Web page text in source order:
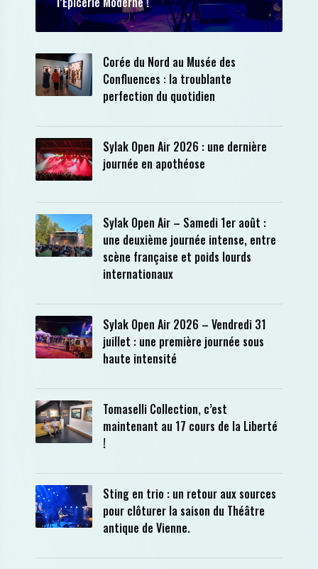
Corée du Nord au Musée des
Confluences : la troublante
perfection du quotidien
Sylak Open Air 2026 : une dernière
journée en apothéose
Sylak Open Air – Samedi 1er août :
une deuxième journée intense, entre
scène française et poids lourds
internationaux
Sylak Open Air 2026 – Vendredi 31
juillet : une première journée sous
haute intensité
Tomaselli Collection, c’est
maintenant au 17 cours de la Liberté
!
Sting en trio : un retour aux sources
pour clôturer la saison du Théâtre
antique de Vienne.